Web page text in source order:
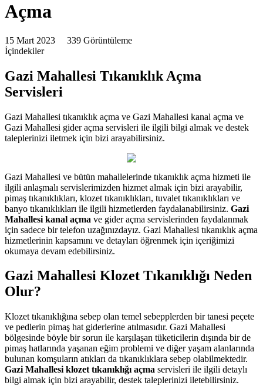
Açma
15 Mart 2023 339 Görüntüleme
İçindekiler
Gazi Mahallesi Tıkanıklık Açma
Servisleri
Gazi Mahallesi tıkanıklık açma ve Gazi Mahallesi kanal açma ve
Gazi Mahallesi gider açma servisleri ile ilgili bilgi almak ve destek
taleplerinizi iletmek için bizi arayabilirsiniz.
Gazi Mahallesi ve bütün mahallelerinde tıkanıklık açma hizmeti ile
ilgili anlaşmalı servislerimizden hizmet almak için bizi arayabilir,
pimaş tıkanıklıkları, klozet tıkanıklıkları, tuvalet tıkanıklıkları ve
banyo tıkanıklıkları ile ilgili hizmetlerden faydalanabilirsiniz. Gazi
Mahallesi kanal açma ve gider açma servislerinden faydalanmak
için sadece bir telefon uzağınızdayız. Gazi Mahallesi tıkanıklık açma
hizmetlerinin kapsamını ve detayları öğrenmek için içeriğimizi
okumaya devam edebilirsiniz.
Gazi Mahallesi Klozet Tıkanıklığı Neden
Olur?
Klozet tıkanıklığına sebep olan temel sebepplerden bir tanesi peçete
ve pedlerin pimaş hat giderlerine atılmasıdır. Gazi Mahallesi
bölgesinde böyle bir sorun ile karşılaşan tüketicilerin dışında bir de
pimaş hatlarında yaşanan eğim problemi ve diğer yaşam alanlarında
bulunan komşuların atıkları da tıkanıklıklara sebep olabilmektedir.
Gazi Mahallesi klozet tıkanıklığı açma servisleri ile ilgili detaylı
bilgi almak için bizi arayabilir, destek taleplerinizi iletebilirsiniz.